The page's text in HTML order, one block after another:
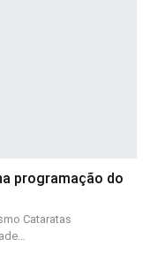
programação do
Cataratas